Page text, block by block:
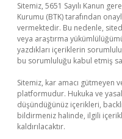
Sitemiz, 5651 Sayılı Kanun
Kurumu (BTK) tarafından
vermektedir. Bu nedenle,
veya araştırma
yazdıkları içeriklerin
bu sorumluluğu kabul etmiş
Sitemiz, kar amacı gütmeyen
platformudur. Hukuka ve
düşündüğünüz içerikleri,
bildirmeniz halinde, ilgili
kaldırılacaktır.